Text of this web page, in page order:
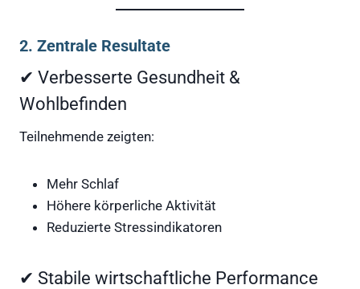
2. Zentrale Resultate
✔ Verbesserte Gesundheit &
Wohlbefinden
Teilnehmende zeigten:
Mehr Schlaf
Höhere körperliche Aktivität
Reduzierte Stressindikatoren
✔ Stabile wirtschaftliche Performance